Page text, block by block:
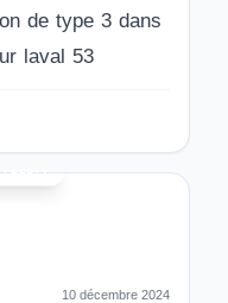
de type 3 dans
laval 53
10 décembre 2024